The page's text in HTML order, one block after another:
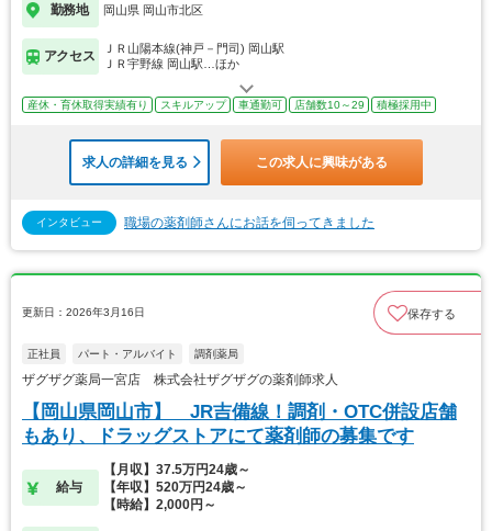
勤務地 岡山県 岡山市北区
アクセス
ＪＲ山陽本線(神戸－門司) 岡山駅
ＪＲ宇野線 岡山駅…ほか
産休・育休取得実績有り スキルアップ 車通勤可 店舗数10～29 積極採用中
求人の詳細を見る この求人に興味がある
インタビュー 職場の薬剤師さんにお話を伺ってきました
更新日：2026年3月16日 保存する
正社員 パート・アルバイト 調剤薬局
ザグザグ薬局一宮店 株式会社ザグザグの薬剤師求人
【岡山県岡山市】 JR吉備線！調剤・OTC併設店舗
もあり、ドラッグストアにて薬剤師の募集です
給与
【月収】37.5万円24歳～
【年収】520万円24歳～
【時給】2,000円～